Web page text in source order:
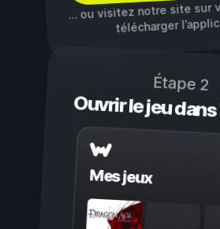
… ou visitez notre site sur
télécharger
Étape 2
Ouvrir le jeu
Mes jeux